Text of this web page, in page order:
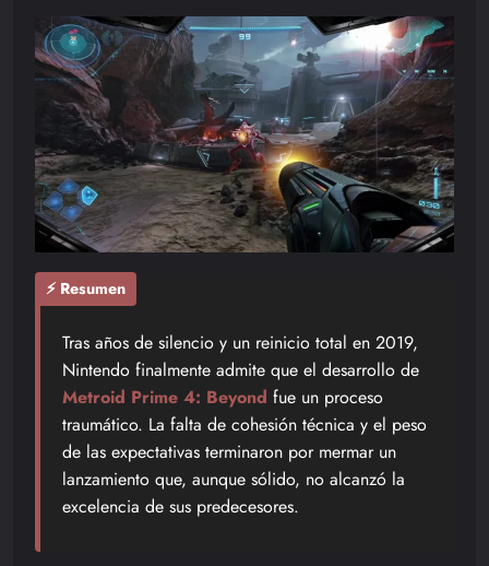
⚡ Resumen
Tras años de silencio y un reinicio total en 2019,
Nintendo finalmente admite que el desarrollo de
Metroid Prime 4: Beyond fue un proceso
traumático. La falta de cohesión técnica y el peso
de las expectativas terminaron por mermar un
lanzamiento que, aunque sólido, no alcanzó la
excelencia de sus predecesores.